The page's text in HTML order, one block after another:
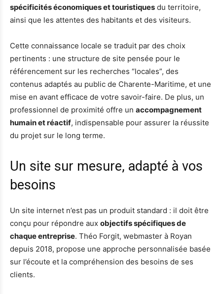
spécificités économiques et touristiques du territoire,
ainsi que les attentes des habitants et des visiteurs.
Cette connaissance locale se traduit par des choix
pertinents : une structure de site pensée pour le
référencement sur les recherches “locales”, des
contenus adaptés au public de Charente-Maritime, et une
mise en avant efficace de votre savoir-faire. De plus, un
professionnel de proximité offre un accompagnement
humain et réactif, indispensable pour assurer la réussite
du projet sur le long terme.
Un site sur mesure, adapté à vos
besoins
Un site internet n’est pas un produit standard : il doit être
conçu pour répondre aux objectifs spécifiques de
chaque entreprise. Théo Forgit, webmaster à Royan
depuis 2018, propose une approche personnalisée basée
sur l’écoute et la compréhension des besoins de ses
clients.